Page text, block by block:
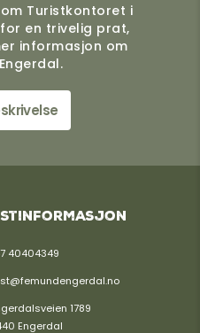
Turistkontoret i
en trivelig prat,
informasjon om
40404349
1789
Engerdal